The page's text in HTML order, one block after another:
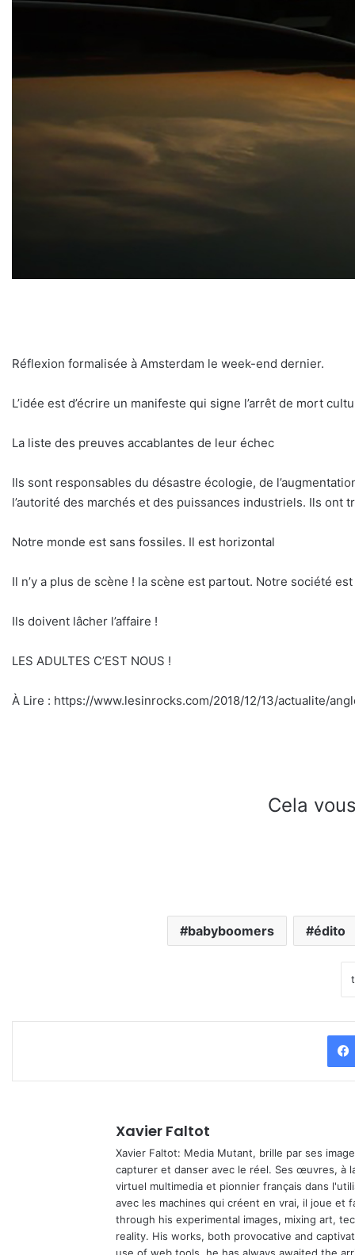
Réflexion formalisée à Amsterdam le week-end dernier.
L’idée est d’écrire un manifeste qui signe l’arrêt de mort
La liste des preuves accablantes de leur échec
Ils sont responsables du désastre écologie, de
l’autorité des marchés et des puissances industriels. Ils ont
Notre monde est sans fossiles. Il est horizontal
Il n’y a plus de scène ! la scène est partout. Notre société
Ils doivent lâcher l’affaire !
LES ADULTES C’EST NOUS !
À Lire : https://www.lesinrocks.com/2018/12/13/actualite/
Cela
babyboomers édito
Xavier Faltot
Xavier Faltot: Media Mutant, brille par ses
capturer et danser avec le réel. Ses œuvres, à
virtuel multimedia et pionnier français dans
avec les machines qui créent en vrai, il joue et
through his experimental images, mixing art,
reality. His works, both provocative and